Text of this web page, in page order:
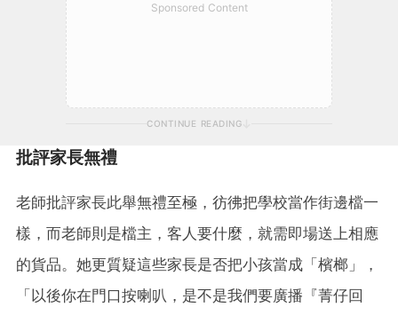
Sponsored Content
CONTINUE READING
批評家長無禮
老師批評家長此舉無禮至極，彷彿把學校當作街邊檔一
樣，而老師則是檔主，客人要什麼，就需即場送上相應
的貨品。她更質疑這些家長是否把小孩當成「檳榔」，
「以後你在門口按喇叭，是不是我們要廣播『菁仔回